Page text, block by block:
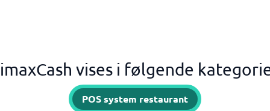
vises i følgende
POS system restaurant